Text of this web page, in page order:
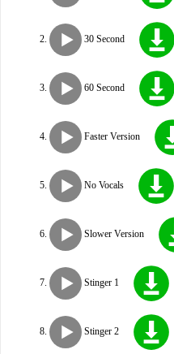
30 Second
60 Second
Faster Version
No Vocals
Slower Version
Stinger 1
Stinger 2